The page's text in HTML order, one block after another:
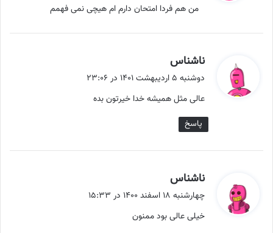
:
من هم فردا امتحان دارم ام هیچی نمی فهمم
ناشناس
ف
:
دوشنبه ۵ اردیبهشت ۱۴۰۱ در ۲۳:۰۶
عالی مثل همیشه خدا خیرتون بده
پاسخ
ناشناس
ف
:
چهارشنبه ۱۸ اسفند ۱۴۰۰ در ۱۵:۳۳
خیلی عالی بود ممنون